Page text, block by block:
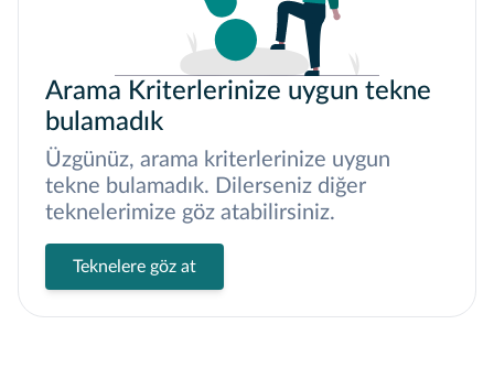
Arama Kriterlerinize uygun tekne
bulamadık
Üzgünüz, arama kriterlerinize uygun
tekne bulamadık. Dilerseniz diğer
teknelerimize göz atabilirsiniz.
Teknelere göz at